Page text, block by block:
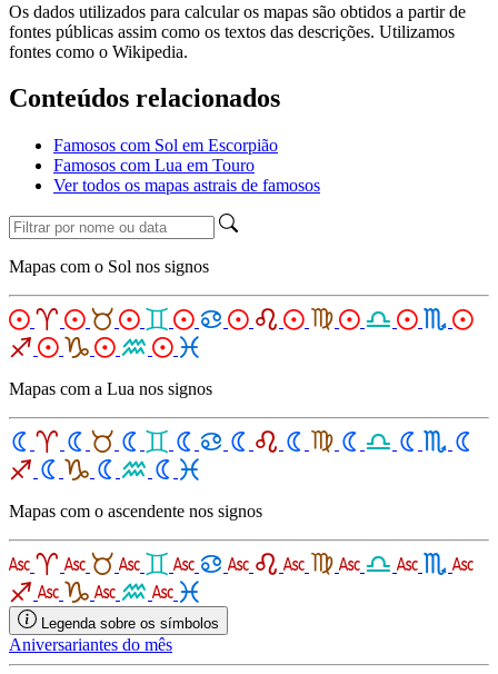
Os dados utilizados para calcular os mapas são obtidos a partir de
fontes públicas assim como os textos das descrições. Utilizamos
fontes como o Wikipedia.
Conteúdos relacionados
Famosos com Sol em Escorpião
Famosos com Lua em Touro
Ver todos os mapas astrais de famosos
Mapas com o Sol nos signos
Mapas com a Lua nos signos
Mapas com o ascendente nos signos
Legenda sobre os símbolos
Aniversariantes do mês